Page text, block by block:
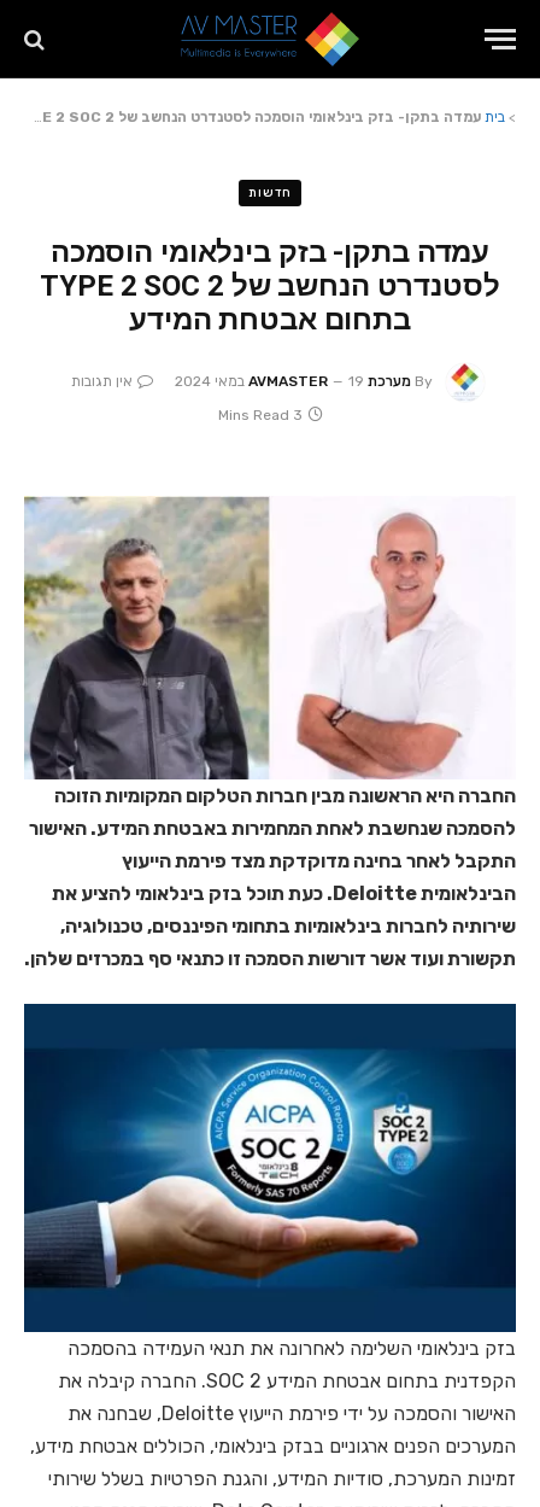
> בית עמדה בתקן- בזק בינלאומי הוסמכה לסטנדרט הנחשב של TYPE 2 SOC 2 בתחום אבטחת המידע
חדשות
עמדה בתקן- בזק בינלאומי הוסמכה
לסטנדרט הנחשב של TYPE 2 SOC 2
בתחום אבטחת המידע
By מערכת AVMASTER 19 במאי 2024
אין תגובות
3 Mins Read
החברה היא הראשונה מבין חברות הטלקום המקומיות הזוכה
להסמכה שנחשבת לאחת המחמירות באבטחת המידע. האישור
התקבל לאחר בחינה מדוקדקת מצד פירמת הייעוץ
הבינלאומית Deloitte. כעת תוכל בזק בינלאומי להציע את
שירותיה לחברות בינלאומיות בתחומי הפיננסים, טכנולוגיה,
תקשורת ועוד אשר דורשות הסמכה זו כתנאי סף במכרזים שלהן.
בזק בינלאומי השלימה לאחרונה את תנאי העמידה בהסמכה
הקפדנית בתחום אבטחת המידע SOC 2. החברה קיבלה את
האישור והסמכה על ידי פירמת הייעוץ Deloitte, שבחנה את
המערכים הפנים ארגוניים בבזק בינלאומי, הכוללים אבטחת מידע,
זמינות המערכת, סודיות המידע, והגנת הפרטיות בשלל שירותי